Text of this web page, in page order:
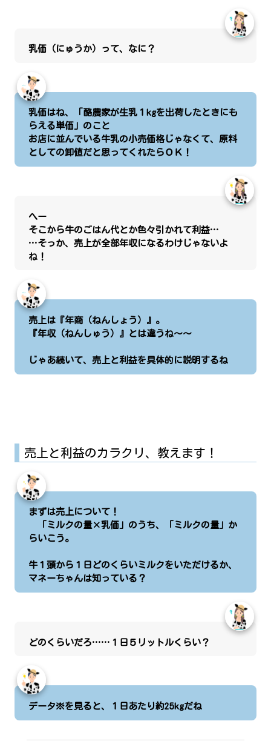
乳価（にゅうか）って、なに？
乳価はね、「酪農家が生乳１kgを出荷したときにも
らえる単価」のこと
お店に並んでいる牛乳の小売価格じゃなくて、原料
としての卸値だと思ってくれたらＯＫ！
へー
そこから牛のごはん代とか色々引かれて利益…
…そっか、売上が全部年収になるわけじゃないよ
ね！
売上は『年商（ねんしょう）』。
『年収（ねんしゅう）』とは違うね～～
じゃあ続いて、売上と利益を具体的に説明するね
売上と利益のカラクリ、教えます！
まずは売上について！
「ミルクの量×乳価」のうち、「ミルクの量」か
らいこう。
牛１頭から１日どのくらいミルクをいただけるか、
マネーちゃんは知っている？
どのくらいだろ……１日５リットルくらい？
データ※を見ると、１日あたり約25kgだね